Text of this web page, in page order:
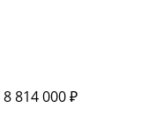
8 814 000 ₽